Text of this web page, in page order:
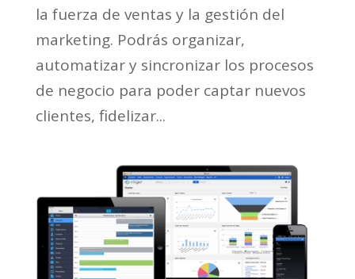
la fuerza de ventas y la gestión del
marketing. Podrás organizar,
automatizar y sincronizar los procesos
de negocio para poder captar nuevos
clientes, fidelizar...